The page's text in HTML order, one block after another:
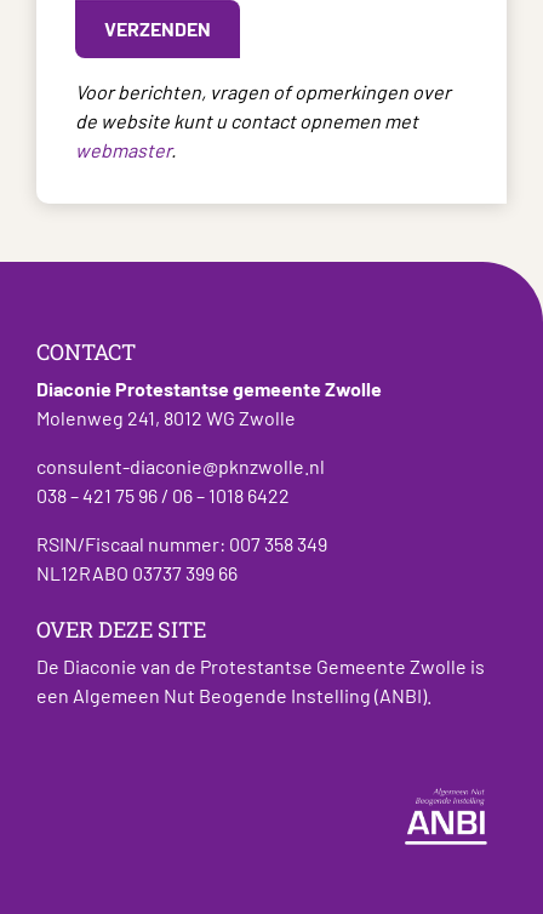
Voor berichten, vragen of opmerkingen over
de website kunt u contact opnemen met
webmaster.
CONTACT
Diaconie Protestantse gemeente Zwolle
Molenweg 241, 8012 WG Zwolle
consulent-diaconie@pknzwolle.nl
038 – 421 75 96 / 06 – 1018 6422
RSIN/Fiscaal nummer: 007 358 349
NL12RABO 03737 399 66
OVER DEZE SITE
De Diaconie van de Protestantse Gemeente Zwolle is
een Algemeen Nut Beogende Instelling (ANBI).